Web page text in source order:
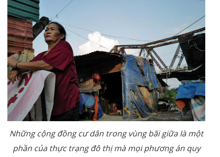
Những cộng đồng cư dân trong vùng bãi giữa là một
phần của thực trạng đô thị mà mọi phương án quy